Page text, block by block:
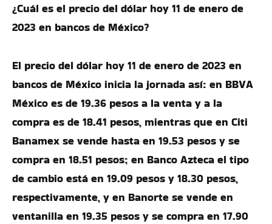
​​¿Cuál es el precio del dólar hoy 11 de enero de
2023 en bancos de México?
El precio del dólar hoy 11 de enero de 2023 en
bancos de México inicia la jornada así: en BBVA
México es de 19.36 pesos a la venta y a la
compra es de 18.41 pesos, mientras que en Citi
Banamex se vende hasta en 19.53 pesos y se
compra en 18.51 pesos; en Banco Azteca el tipo
de cambio está en 19.09 pesos y 18.30 pesos,
respectivamente, y en Banorte se vende en
ventanilla en 19.35 pesos y se compra en 17.90